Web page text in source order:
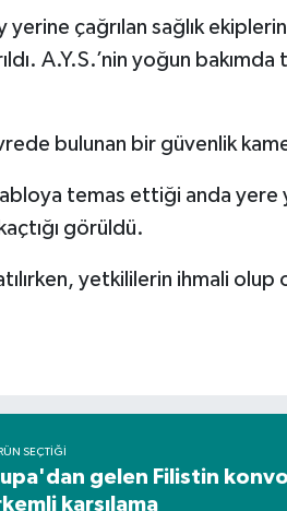
yerine çağrılan sağlık
A.Y.S.’nin yoğun
bulunan bir güvenlik
temas ettiği anda yere
görüldü.
yetkililerin ihmali olup
SEÇTIĞI
gelen Filistin
karşılama